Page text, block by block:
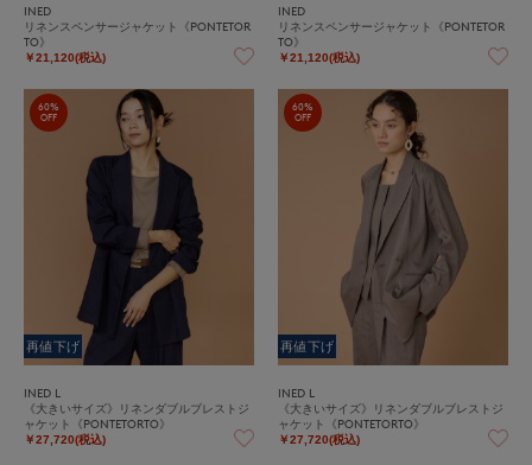
INED
リネンスペンサージャケット《PONTETOR
TO》
￥21,120(税込)
INED
リネンスペンサージャケット《PONTETOR
TO》
￥21,120(税込)
60%
OFF
再値下げ
INED L
《大きいサイズ》リネンダブルブレストジ
ャケット《PONTETORTO》
￥27,720(税込)
60%
OFF
再値下げ
INED L
《大きいサイズ》リネンダブルブレストジ
ャケット《PONTETORTO》
￥27,720(税込)